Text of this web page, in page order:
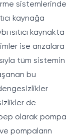
sistemlerinde
kaynağa
ısıtıcı kaynakta
ise arızalara
tüm sistemin
bu
de
olarak pompa
pompaların